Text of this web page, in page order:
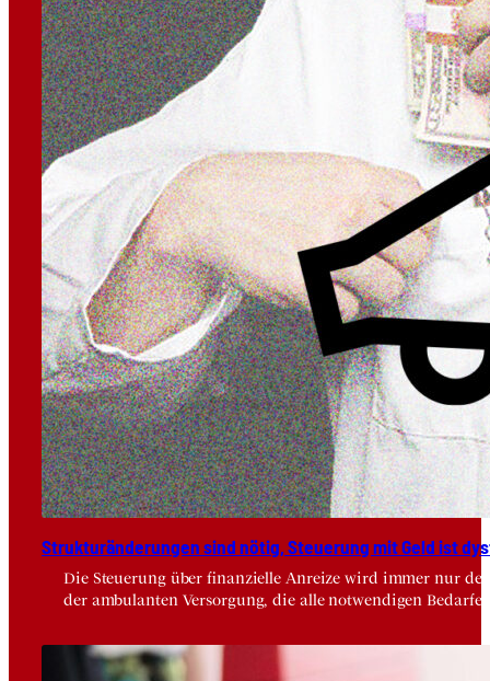
Struk­tur­än­de­run­gen sind nötig, Steue­rung mit Geld ist
Die Steuerung über finanzielle Anreize wird immer nur
der ambulanten Versorgung, die alle notwendigen Bedarfe